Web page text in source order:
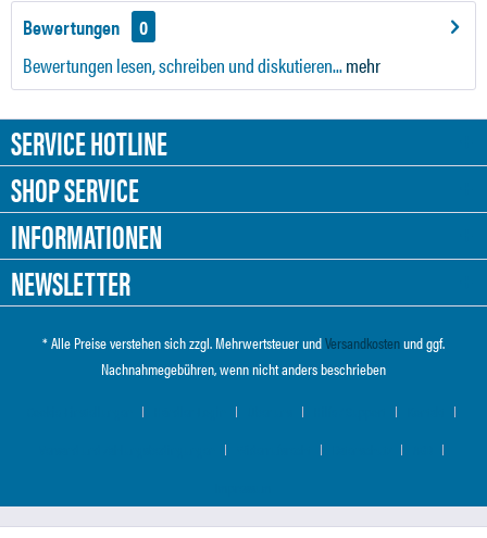
Bewertungen
0
Bewertungen lesen, schreiben und diskutieren...mehr
SERVICE HOTLINE
SHOP SERVICE
INFORMATIONEN
NEWSLETTER
* Alle Preise verstehen sich zzgl. Mehrwertsteuer undVersandkostenund ggf.
Nachnahmegebühren, wenn nicht anders beschrieben